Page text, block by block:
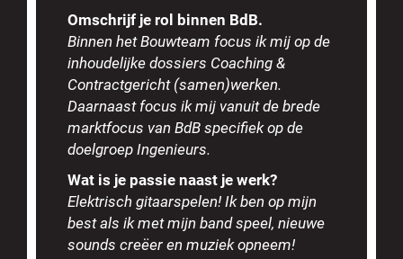
Omschrijf je rol binnen BdB.
Binnen het Bouwteam focus ik mij op de
inhoudelijke dossiers Coaching &
Contractgericht (samen)werken.
Daarnaast focus ik mij vanuit de brede
marktfocus van BdB specifiek op de
doelgroep Ingenieurs.
Wat is je passie naast je werk?
Elektrisch gitaarspelen! Ik ben op mijn
best als ik met mijn band speel, nieuwe
sounds creëer en muziek opneem!